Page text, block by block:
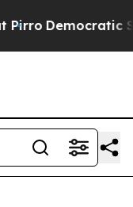
Democratic